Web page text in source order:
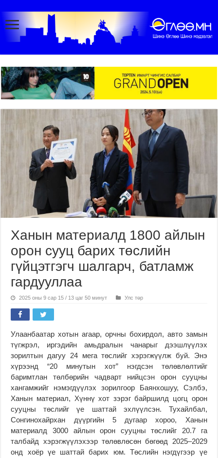
Ханын материалд 1800 айлын
орон сууц барих төслийн
гүйцэтгэгч шалгарч, батламж
гардууллаа
2025 оны 9 сар 15 / 13 цаг 50 минут Улс төр
Улаанбаатар хотын агаар, орчны бохирдол, авто замын
түгжрэл, иргэдийн амьдралын чанарыг дээшлүүлэх
зорилтын дагуу 24 мега төслийг хэрэгжүүлж буй. Энэ
хүрээнд “20 минутын хот” нэгдсэн төлөвлөлтийг
баримтлан төлбөрийн чадварт нийцсэн орон сууцны
хангамжийг нэмэгдүүлэх зорилгоор Баянхошуу, Сэлбэ,
Ханын материал, Хүннү хот зэрэг байршилд цогц орон
сууцны төслийг үе шаттай эхлүүлсэн. Тухайлбал,
Сонгинохайрхан дүүргийн 5 дугаар хороо, Ханын
материалд 3000 айлын орон сууцны төслийг 20.7 га
талбайд хэрэгжүүлэхээр төлөвлөсөн бөгөөд 2025–2029
онд хоёр үе шаттай барих юм. Төслийн нэгдүгээр үе